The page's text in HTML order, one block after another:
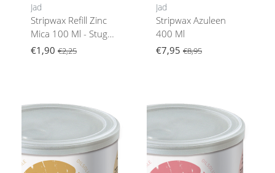
Jad
Stripwax Refill Zinc
Mica 100 Ml - Stug
En Kort Haar
€1,90 €2,25
Jad
Stripwax Azuleen
400 Ml
€7,95 €8,95